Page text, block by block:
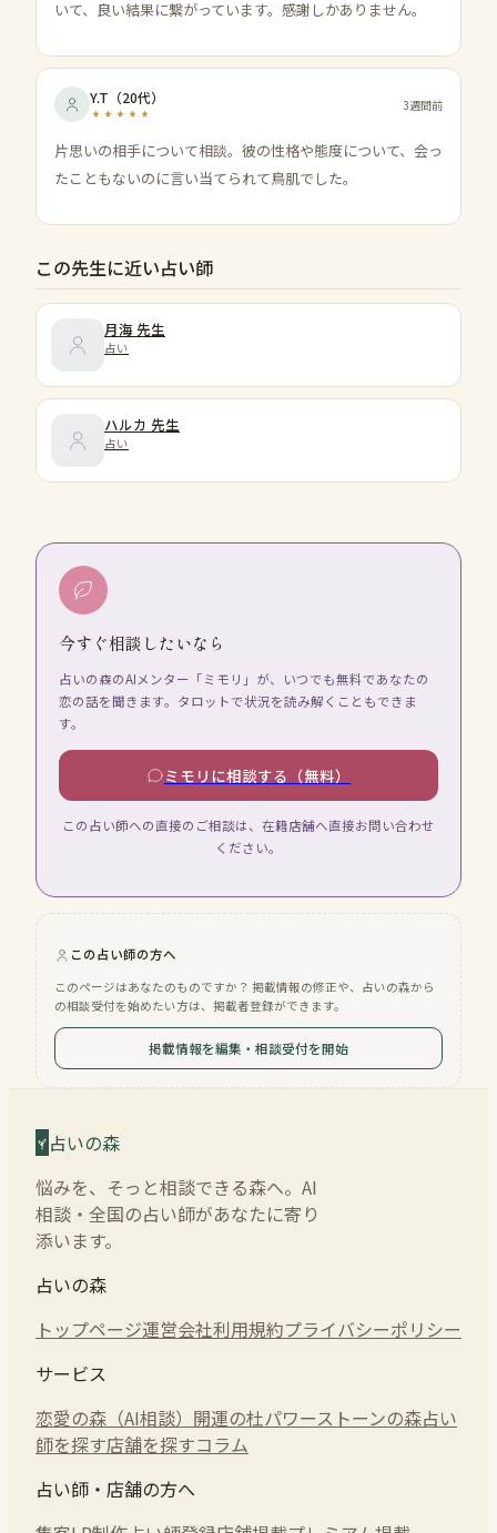
いて、良い結果に繋がっています。感謝しかありません。
Y.T （20代） 3週間前
片思いの相手について相談。彼の性格や態度について、会っ
たこともないのに言い当てられて鳥肌でした。
この先生に近い占い師
月海 先生
占い
ハルカ 先生
占い
今すぐ相談したいなら
占いの森のAIメンター「ミモリ」が、いつでも無料であなたの
恋の話を聞きます。タロットで状況を読み解くこともできま
す。
ミモリに相談する（無料）
この占い師への直接のご相談は、在籍店舗へ直接お問い合わせ
ください。
この占い師の方へ
このページはあなたのものですか？ 掲載情報の修正や、占いの森から
の相談受付を始めたい方は、掲載者登録ができます。
掲載情報を編集・相談受付を開始
占いの森
悩みを、そっと相談できる森へ。AI
相談・全国の占い師があなたに寄り
添います。
占いの森
トップページ運営会社利用規約プライバシーポリシー
サービス
恋愛の森（AI相談） 開運の杜パワーストーンの森占い
師を探す店舗を探すコラム
占い師・店舗の方へ